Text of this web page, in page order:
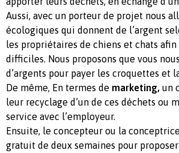
Aussi, avec un porteur de projet nous
écologiques qui donnent de l’argent
les propriétaires de chiens et chats
difficiles. Nous proposons que vous
d’argents pour payer les croquettes et
De même, En termes de marketing, un
leur recyclage d’un de ces déchets ou
service avec l’employeur.
Ensuite, le concepteur ou la
gratuit de deux semaines pour